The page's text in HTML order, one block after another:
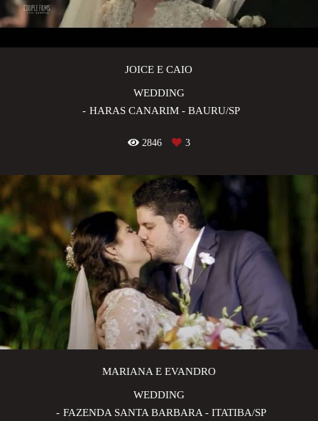
JOICE E CAIO
WEDDING
HARAS CANARIM - BAURU/SP
2846 3
MARIANA E EVANDRO
WEDDING
FAZENDA SANTA BARBARA - ITATIBA/SP